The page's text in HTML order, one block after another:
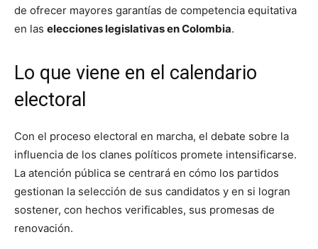
de ofrecer mayores garantías de competencia equitativa
en las elecciones legislativas en Colombia.
Lo que viene en el calendario
electoral
Con el proceso electoral en marcha, el debate sobre la
influencia de los clanes políticos promete intensificarse.
La atención pública se centrará en cómo los partidos
gestionan la selección de sus candidatos y en si logran
sostener, con hechos verificables, sus promesas de
renovación.